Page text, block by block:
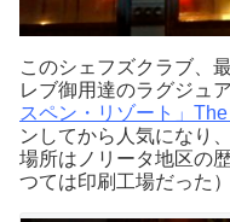
このシェフズクラブ、
レブ御用達のラグジュ
スペン・リゾート」
ンしてから人気になり
場所はノリータ地区の
つては印刷工場だった